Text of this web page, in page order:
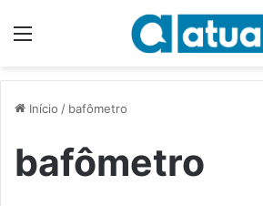
Início / bafômetro
bafômetro